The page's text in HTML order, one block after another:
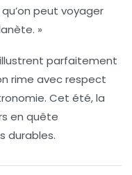
peut voyager
»
parfaitement
rime avec respect
Cet été, la
en quête
durables.